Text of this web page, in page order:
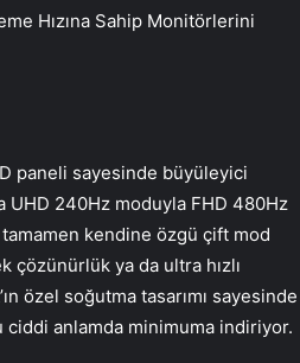
Hızına Sahip Monitörlerini
paneli sayesinde büyüleyici
UHD 240Hz moduyla FHD 480Hz
tamamen kendine özgü çift mod
çözünürlük ya da ultra hızlı
özel soğutma tasarımı sayesinde
anlamda minimuma indiriyor.